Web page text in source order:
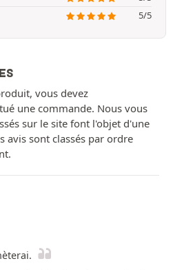
5/5
vous devez
une commande. Nous vous
sur le site font l'objet d'une
avis sont classés par ordre